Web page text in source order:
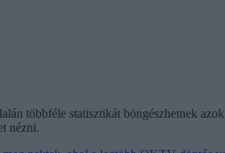
többféle statisztikát böngészhetnek
nézni.